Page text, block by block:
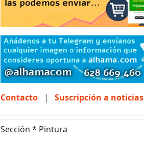
Contacto | Suscripción a noticias
Sección * Pintura